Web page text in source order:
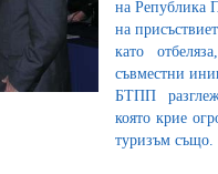
на Република
на
като
съвместни
БТПП
която крие
туризъм също.